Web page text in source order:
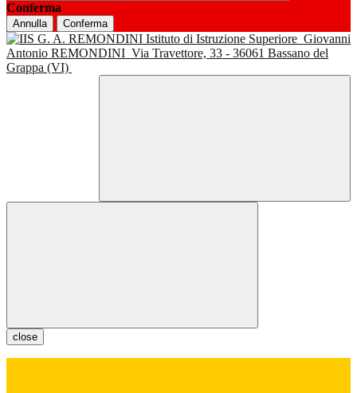
Conferma
Annulla Conferma
Istituto di Istruzione Superiore Giovanni
Antonio REMONDINI Via Travettore, 33 - 36061 Bassano del
Grappa (VI)
close